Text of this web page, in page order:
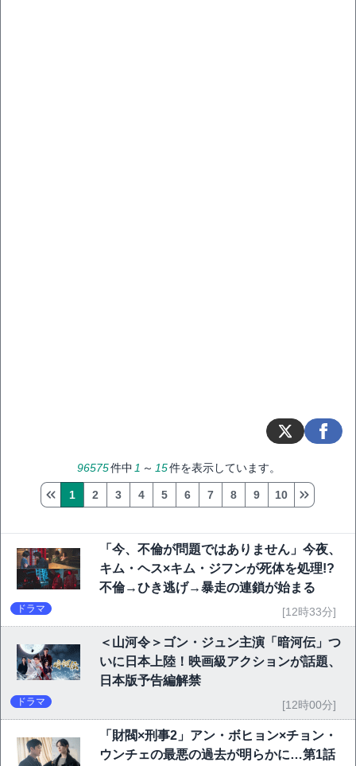
96575件中 1 ～ 15件を表示しています。
1 2 3 4 5 6 7 8 9 10
「今、不倫が問題ではありません」今夜、
キム・ヘス×キム・ジフンが死体を処理!?
不倫→ひき逃げ→暴走の連鎖が始まる
ドラマ [12時33分]
＜山河令＞ゴン・ジュン主演「暗河伝」つ
いに日本上陸！映画級アクションが話題、
日本版予告編解禁
ドラマ [12時00分]
「財閥×刑事2」アン・ボヒョン×チョン・
ウンチェの最悪の過去が明らかに…第1話